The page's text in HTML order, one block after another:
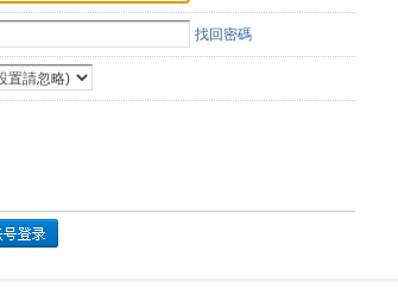
找回密碼